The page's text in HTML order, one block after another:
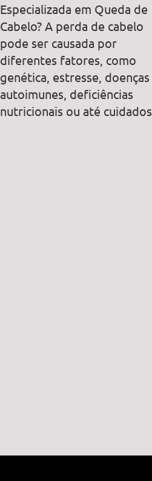
Especializada em Queda de
Cabelo? A perda de cabelo
pode ser causada por
diferentes fatores, como
genética, estresse, doenças
autoimunes, deficiências
nutricionais ou até cuidados